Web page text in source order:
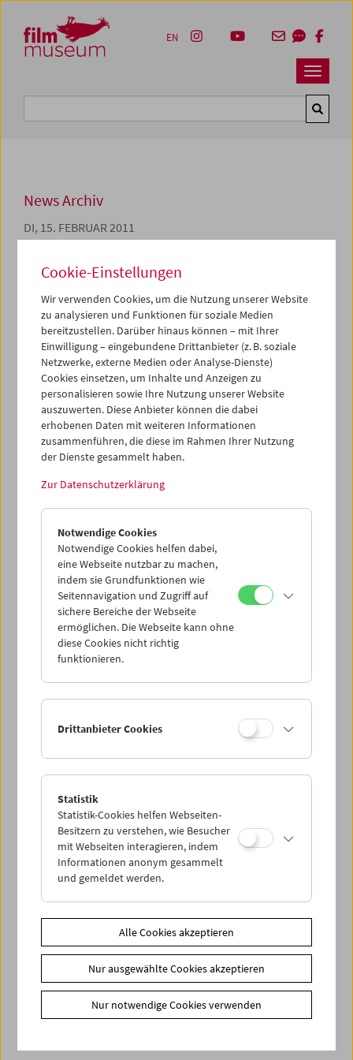
Zum Inhalt
Zum Hauptmenü
Zur Servicenavigation
Zum Suche
Navbar
EN
News Archiv
DI, 15. FEBRUAR 2011
Österreichischen Filmmuseums im Jahr 2010 hat
folgendes Ziel: All jene, die an den Aufgaben und
Angeboten des Filmmuseums interessiert sind, die die
"Ausstellungen auf der Kinoleinwand" besuchen, in
Projekte des Hauses involviert sind oder das Filmmuseum
als Fördernde Mitglieder unterstützen, sollen jenes
vielgliedrige Netzwerk kennen lernen, das der Arbeit
dieser Institution zu Grunde liegt.
Jahresbericht 2010(PDF)
< zurück zur Übersicht
News
News Archiv
Newsletter
Fotos unserer Gäste
Gästebuch
Trailer
Cookie-Einstellungen
Wir verwenden Cookies, um die Nutzung unserer Website
zu analysieren und Funktionen für soziale Medien
bereitzustellen. Darüber hinaus können – mit Ihrer
Einwilligung – eingebundene Drittanbieter (z. B. soziale
Netzwerke, externe Medien oder Analyse-Dienste)
Cookies einsetzen, um Inhalte und Anzeigen zu
personalisieren sowie Ihre Nutzung unserer Website
auszuwerten. Diese Anbieter können die dabei
erhobenen Daten mit weiteren Informationen
zusammenführen, die diese im Rahmen Ihrer Nutzung
der Dienste gesammelt haben.
Zur Datenschutzerklärung
Notwendige Cookies
Notwendige Cookies helfen dabei,
eine Webseite nutzbar zu machen,
indem sie Grundfunktionen wie
Seitennavigation und Zugriff auf
sichere Bereiche der Webseite
ermöglichen. Die Webseite kann ohne
diese Cookies nicht richtig
funktionieren.
Drittanbieter Cookies
Statistik
Statistik-Cookies helfen Webseiten-
Besitzern zu verstehen, wie Besucher
mit Webseiten interagieren, indem
Informationen anonym gesammelt
und gemeldet werden.
Alle Cookies akzeptieren
Nur ausgewählte Cookies akzeptieren
Nur notwendige Cookies verwenden